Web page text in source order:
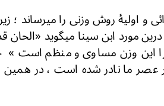
و اولیۀ روش وزنی را میرساند
مورد ابن سینا میگوید
این وزن مساوی و منظم است »
عصر ما نادر شده است ، در
است .